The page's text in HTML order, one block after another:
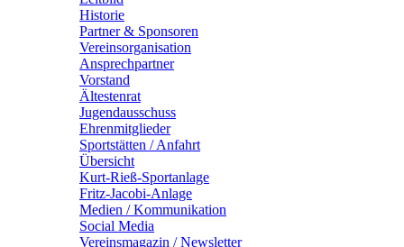
Historie
Partner & Sponsoren
Vereinsorganisation
Ansprechpartner
Vorstand
Ältestenrat
Jugendausschuss
Ehrenmitglieder
Sportstätten / Anfahrt
Übersicht
Kurt-Rieß-Sportanlage
Fritz-Jacobi-Anlage
Medien / Kommunikation
Social Media
Vereinsmagazin / Newsletter